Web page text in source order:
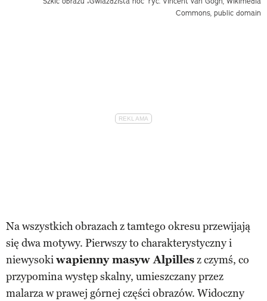
Commons, public domain
Na wszystkich obrazach z tamtego okresu przewijają
się dwa motywy. Pierwszy to charakterystyczny i
niewysokiwapienny masyw Alpillesz czymś, co
przypomina występ skalny, umieszczany przez
malarza w prawej górnej części obrazów. Widoczny